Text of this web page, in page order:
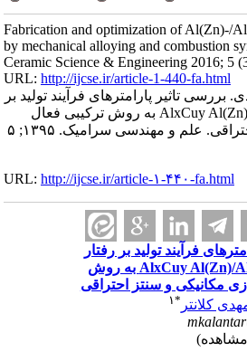
Fabrication and optimization of Al(Zn)-/
by mechanical alloying and combustion
Ceramic Science & Engineering 2016; 5
URL:http://ijcse.ir/article-1-440-fa.html
تاثیر پارامترهای فرآیند تولید بر
رفتار کامپوزیت -AlxCuy Al(Zn)/Al۲O۳ به روش ترکیبی فعال
سازی مکانیکی و سنتز احتراقی. علم و مهندسی سرامیک. ۱۳۹۵; ۵
URL:http://ijcse.ir/article-۱-۴۴۰-fa.html
فرآیند تولید بر رفتار
کامپوزیت -AlxCuy Al(Zn)/Al2O3 به روش
مکانیکی و سنتز احتراقی
کلانتر* ۱